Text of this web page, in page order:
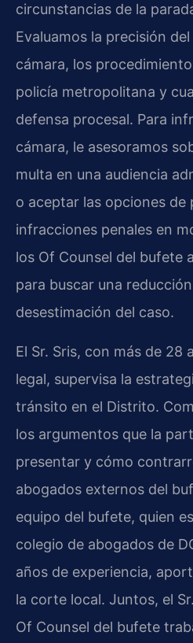
circunstancias de la
Evaluamos la precisión
cámara, los
policía metropolitana y
defensa procesal. Para
cámara, le asesoramos
multa en una audiencia
o aceptar las opciones de
infracciones penales en
los Of Counsel del bufete
para buscar una
desestimación del caso.
El Sr. Sris, con más de 28
legal, supervisa la
tránsito en el Distrito.
los argumentos que la
presentar y cómo
abogados externos del
equipo del bufete, quien
colegio de abogados de
años de experiencia,
la corte local. Juntos, el
Of Counsel del bufete